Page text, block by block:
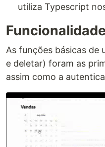
utiliza Typescript
As funções básicas de
e deletar) foram as
assim como a